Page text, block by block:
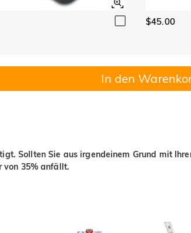
$45.00
In den
Sollten Sie aus irgendeinem Grund mit
von 35% anfällt.